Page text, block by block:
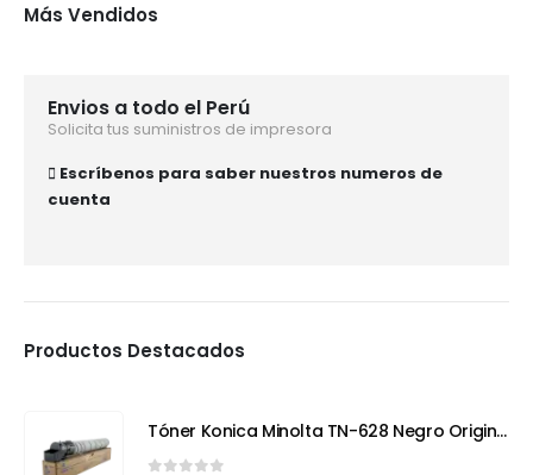
Más Vendidos
Envios a todo el Perú
Solicita tus suministros de impresora
Escríbenos para saber nuestros numeros de
cuenta
Productos Destacados
Tóner Konica Minolta TN-628 Negro Original – Compatible con Bizhub 650i (Rendimiento 24,000 páginas)